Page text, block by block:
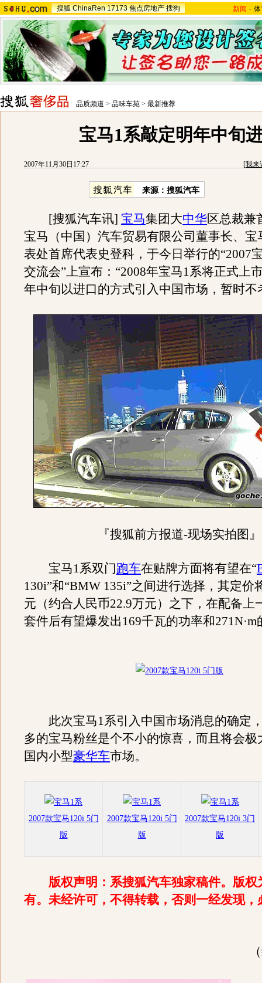
搜狐 ChinaRen 17173 焦点房地产 搜狗 新闻 -
品质频道 > 品味车苑 > 最新推荐
宝马1系敲定明年中旬
2007年11月30日17:27 [我来
来源：搜狐汽车
[搜狐汽车讯] 宝马集团大中华区总裁兼
宝马（中国）汽车贸易有限公司董事长、宝
表处首席代表史登科，于今日举行的“2007
交流会”上宣布：“2008年宝马1系将正式上
年中旬以进口的方式引入中国市场，暂时不
『搜狐前方报道-现场实拍图』
宝马1系双门跑车在贴牌方面将有望在“
130i”和“BMW 135i”之间进行选择，其定价
元（约合人民币22.9万元）之下，在配备上
套件后有望爆发出169千瓦的功率和271N·m
此次宝马1系引入中国市场消息的确定
多的宝马粉丝是个不小的惊喜，而且将会极
国内小型豪华车市场。
2007款宝马120i 5门
版
2007款宝马120i 5门
版
2007款宝马120i 3门
版
版权声明：系搜狐汽车独家稿件。版权
有。未经许可，不得转载，否则一经发现